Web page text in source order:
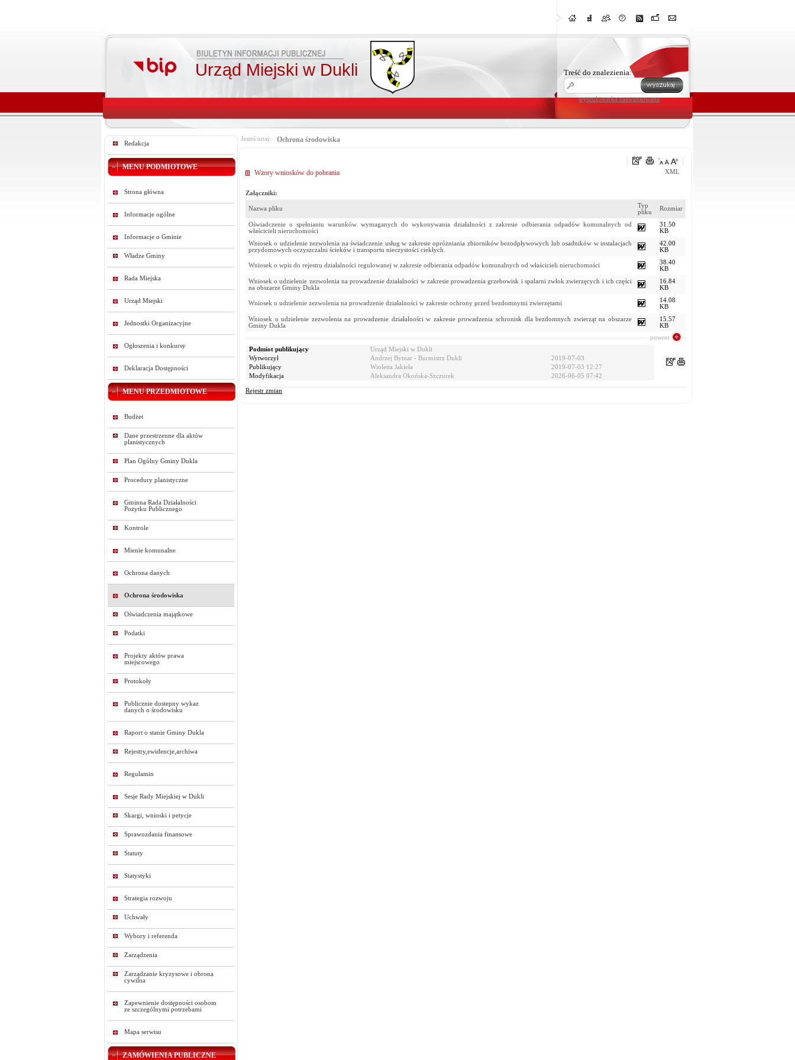
Urząd Miejski w Dukli Treść do znalezienia:
wyszukiwarka zaawansowana
Redakcja
MENU PODMIOTOWE
Strona główna
Informacje ogólne
Informacje o Gminie
Władze Gminy
Rada Miejska
Urząd Miejski
Jednostki Organizacyjne
Ogłoszenia i konkursy
Deklaracja Dostępności
MENU PRZEDMIOTOWE
Budżet
Dane przestrzenne dla aktów
planistycznych
Plan Ogólny Gminy Dukla
Procedury planistyczne
Gminna Rada Działalności
Pożytku Publicznego
Kontrole
Mienie komunalne
Ochrona danych
Ochrona środowiska
Oświadczenia majątkowe
Podatki
Projekty aktów prawa
miejscowego
Protokoły
Publicznie dostepny wykaz
danych o środowisku
Raport o stanie Gminy Dukla
Rejestry,ewidencje,archiwa
Regulamin
Sesje Rady Miejskiej w Dukli
Skargi, wnioski i petycje
Sprawozdania finansowe
Statuty
Statystyki
Strategia rozwoju
Uchwały
Wybory i referenda
Zarządzenia
Zarządzanie kryzysowe i obrona
cywilna
Zapewnienie dostępności osobom
ze szczególnymi potrzebami
Mapa serwisu
ZAMÓWIENIA PUBLICZNE
Jesteś tutaj: Ochrona środowiska
XML
Wzory wniosków do pobrania
Załączniki:
Nazwa pliku
Typ
pliku
Rozmiar
Oświadczenie o spełnianiu warunków wymaganych do wykonywania działalności z zakresie odbierania odpadów komunalnych od
właścicieli nieruchomości
31.50
KB
Wniosek o udzielenie zezwolenia na świadczenie usług w zakresie opróżniania zbiorników bezodpływowych lub osadników w instalacjach
przydomowych oczyszczalni ścieków i transportu nieczystości ciekłych.
42.00
KB
Wniosek o wpis do rejestru działalności regulowanej w zakresie odbierania odpadów komunalnych od właścicieli nieruchomości
38.40
KB
Wniosek o udzielenie zezwolenia na prowadzenie działalności w zakresie prowadzenia grzebowisk i spalarni zwłok zwierzęcych i ich części
na obszarze Gminy Dukla
16.84
KB
Wniosek o udzielenie zezwolenia na prowadzenie działalności w zakresie ochrony przed bezdomnymi zwierzętami
14.08
KB
Wniosek o udzielenie zezwolenia na prowadzenie działalności w zakresie prowadzenia schronisk dla bezdomnych zwierząt na obszarze
Gminy Dukla
15.57
KB
powrot
Podmiot publikujący
Urząd Miejski w Dukli
Wytworzył
Andrzej Bytnar - Burmistrz Dukli
2019-07-03
Publikujący
Wioletta Jakieła
2019-07-03 12:27
Modyfikacja
Aleksandra Okońska-Szczurek 2026-06-05 07:42
Rejestr zmian